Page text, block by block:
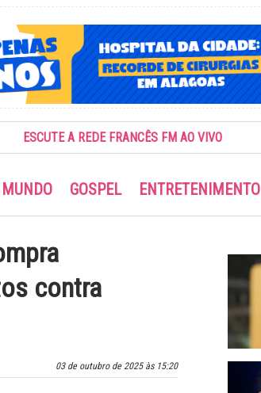
A REDE FRANCÊS FM AO VIVO
MUNDO GOSPEL ENTRETENIMENTO
contra
03 de outubro de 2025 às 15:20